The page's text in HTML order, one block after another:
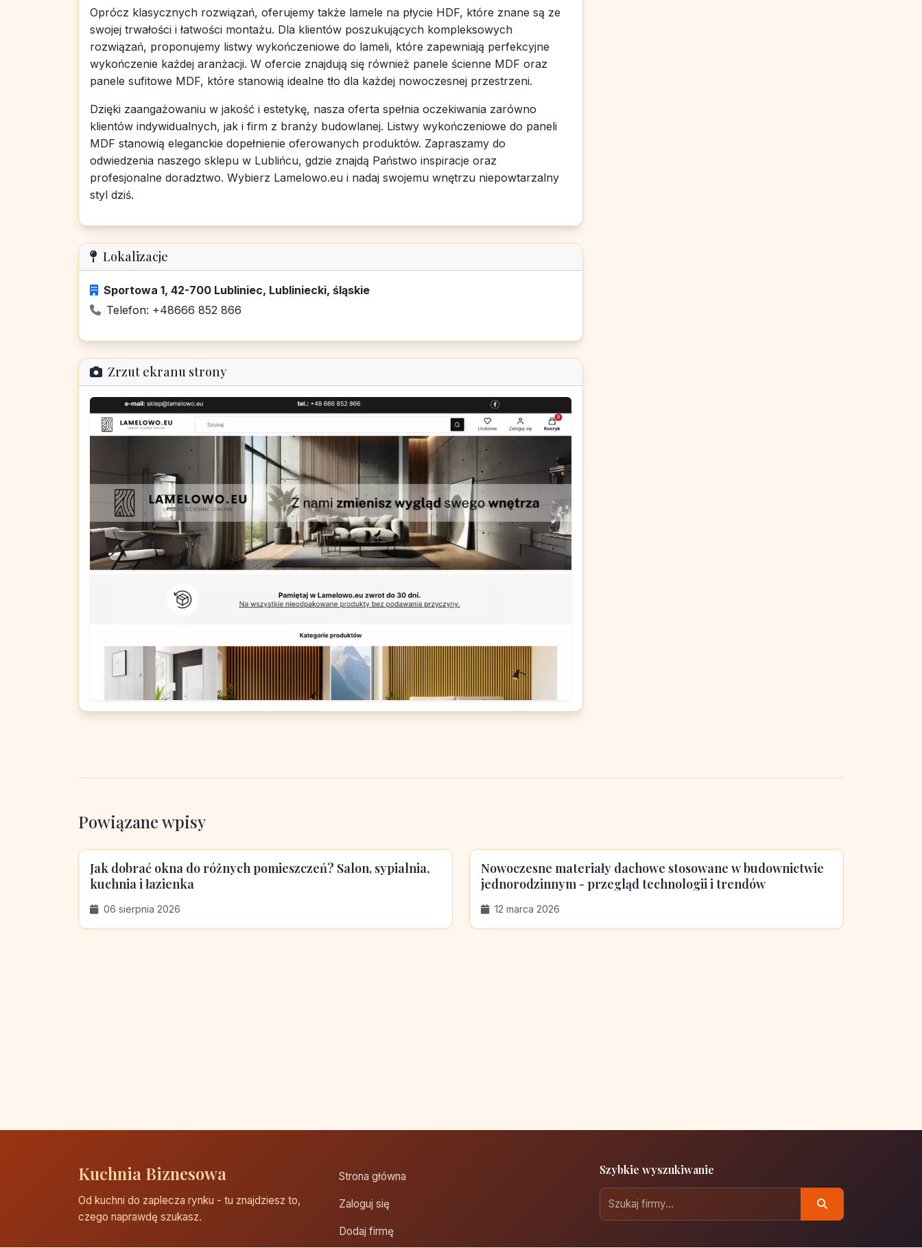
Oprócz klasycznych rozwiązań, oferujemy także lamele na płycie HDF, które znane są ze
swojej trwałości i łatwości montażu. Dla klientów poszukujących kompleksowych
rozwiązań, proponujemy listwy wykończeniowe do lameli, które zapewniają perfekcyjne
wykończenie każdej aranżacji. W ofercie znajdują się również panele ścienne MDF oraz
panele sufitowe MDF, które stanowią idealne tło dla każdej nowoczesnej przestrzeni.
Dzięki zaangażowaniu w jakość i estetykę, nasza oferta spełnia oczekiwania zarówno
klientów indywidualnych, jak i firm z branży budowlanej. Listwy wykończeniowe do paneli
MDF stanowią eleganckie dopełnienie oferowanych produktów. Zapraszamy do
odwiedzenia naszego sklepu w Lublińcu, gdzie znajdą Państwo inspiracje oraz
profesjonalne doradztwo. Wybierz Lamelowo.eu i nadaj swojemu wnętrzu niepowtarzalny
styl dziś.
Lokalizacje
Sportowa 1, 42-700 Lubliniec, Lubliniecki, śląskie
Telefon: +48666 852 866
Zrzut ekranu strony
Powiązane wpisy
Jak dobrać okna do różnych pomieszczeń? Salon, sypialnia,
kuchnia i łazienka
06 sierpnia 2026
Nowoczesne materiały dachowe stosowane w budownictwie
jednorodzinnym - przegląd technologii i trendów
12 marca 2026
Kuchnia Biznesowa
Od kuchni do zaplecza rynku - tu znajdziesz to,
czego naprawdę szukasz.
Strona główna
Zaloguj się
Dodaj firmę
Szybkie wyszukiwanie